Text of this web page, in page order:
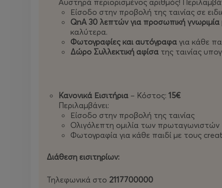
ΕΛΕΠΑΠ , που στηρίζει παιδιά με αναπηρίες.
👑 Ποιοι συμμετέχουν
Ο PanosDent επιστρέφει ως παρουσιαστής/
Στο “Η Ένωση” μπαίνει στο παιχνίδι και μια
δημιουργώντας ομάδες, συμμαχίες και
DK, Marianna grfld, Giannuba, Alyx, Neverlander,
μόνο οι αντοχές, αλλά και η συνεργασία.
Αυστηρά περιορισμένος αριθμός!
Είσοδο στην προβολή της ταινίας σε
QnA 30 λεπτών για προσωπική
καλύτερα.
Φωτογραφίες και αυτόγραφα για κάθε
Δώρο Συλλεκτική αφίσα της ταινίας
Κανονικά Εισιτήρια – Κόστος: 15€
Περιλαμβάνει:
Είσοδο στην προβολή της ταινίας
Ολιγόλεπτη ομιλία των πρωταγωνιστών
Φωτογραφία για κάθε παιδί με τους
Διάθεση εισιτηρίων:
Τηλεφωνικά στο 2117700000